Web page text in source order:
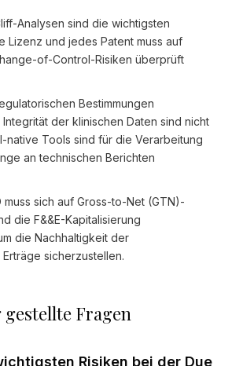
Analysen sind die wichtigsten
Lizenz und jedes Patent muss auf
of-Control-Risiken überprüft
Bestimmungen
Integrität der klinischen Daten sind nicht
native Tools sind für die Verarbeitung
an technischen Berichten
muss sich auf Gross-to-Net (GTN)-
die F&&E-Kapitalisierung
die Nachhaltigkeit der
sicherzustellen.
Fragen
Risiken bei der Due